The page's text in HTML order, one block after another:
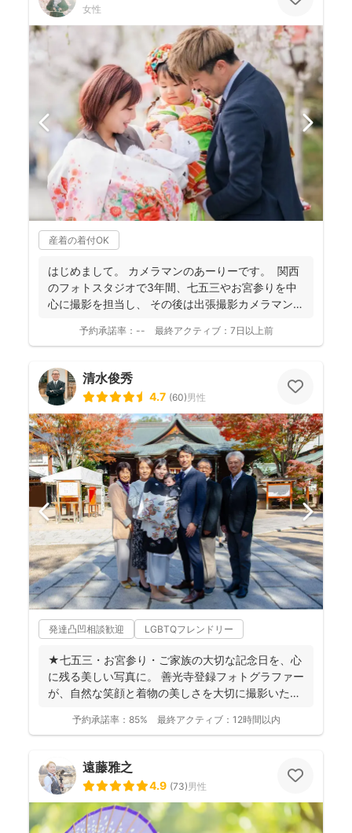
女性
産着の着付OK
はじめまして。 カメラマンのあーりーです。 関西
のフォトスタジオで3年間、七五三やお宮参りを中
心に撮影を担当し、 その後は出張撮影カメラマンと
予約承諾率： -- 最終アクティブ： 7日以上前
清水俊秀
4.7 (60)男性
発達凸凹相談歓迎 LGBTQフレンドリー
★七五三・お宮参り・ご家族の大切な記念日を、心
に残る美しい写真に。 善光寺登録フォトグラファー
が、自然な笑顔と着物の美しさを大切に撮影いたし
予約承諾率： 85% 最終アクティブ： 12時間以内
遠藤雅之
4.9 (73)男性